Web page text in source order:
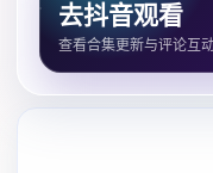
去抖音观看
查看合集更新与评论互